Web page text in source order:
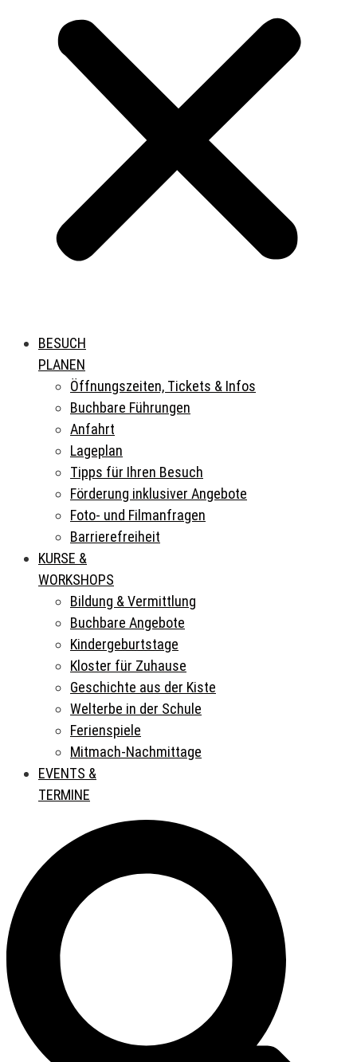
BESUCH
PLANEN
Öffnungszeiten, Tickets & Infos
Buchbare Führungen
Anfahrt
Lageplan
Tipps für Ihren Besuch
Förderung inklusiver Angebote
Foto- und Filmanfragen
Barrierefreiheit
KURSE &
WORKSHOPS
Bildung & Vermittlung
Buchbare Angebote
Kindergeburtstage
Kloster für Zuhause
Geschichte aus der Kiste
Welterbe in der Schule
Ferienspiele
Mitmach-Nachmittage
EVENTS &
TERMINE